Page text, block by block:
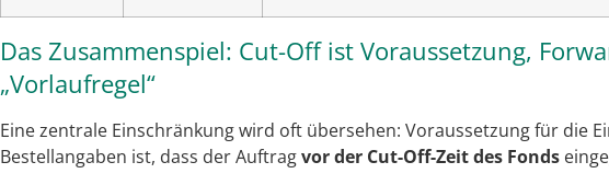
Das Zusammenspiel: Cut-Off ist Voraussetzung,
„Vorlaufregel“
Eine zentrale Einschränkung wird oft übersehen: Voraussetzung für die
Bestellangaben ist, dass der Auftragvor der Cut-Off-Zeit des Fonds